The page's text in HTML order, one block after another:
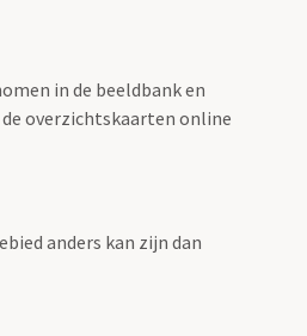
in de beeldbank en
overzichtskaarten online
anders kan zijn dan